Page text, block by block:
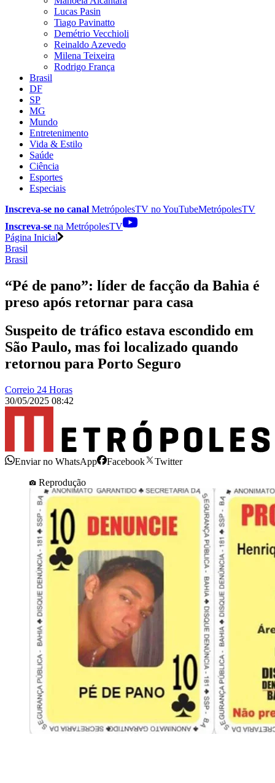
Lucas Pasin
Tiago Pavinatto
Demétrio Vecchioli
Reinaldo Azevedo
Milena Teixeira
Rodrigo França
Brasil
DF
SP
MG
Mundo
Entretenimento
Vida & Estilo
Saúde
Ciência
Esportes
Especiais
Inscreva-se no canal MetrópolesTV noYouTubeMetrópolesTV
Inscreva-se na MetrópolesTV
Página Inicial
Brasil
Brasil
“Pé de pano”: líder de facção da Bahia é
preso após retornar para casa
Suspeito de tráfico estava escondido em
São Paulo, mas foi localizado quando
retornou para Porto Seguro
Correio 24 Horas
30/05/2025 08:42
Enviar no WhatsApp Facebook
Twitter
Reprodução